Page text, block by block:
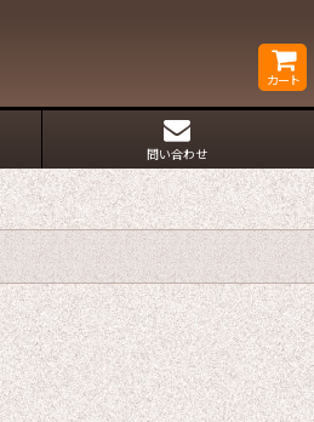
カート
問い合わせ